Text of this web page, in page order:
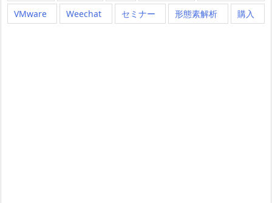
VMware
Weechat セミナー 形態素解析 購入